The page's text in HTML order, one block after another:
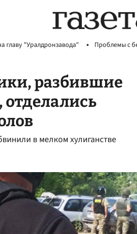
главу "Уралдронзавода" Проблемы с
разбившие
в мелком хулиганстве